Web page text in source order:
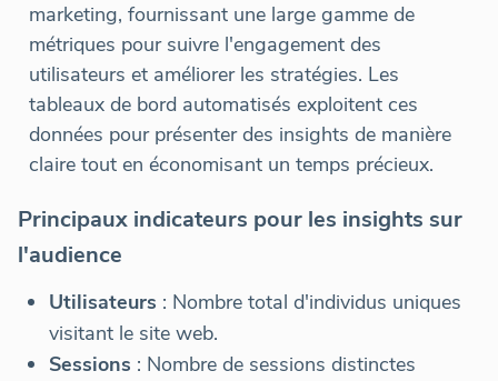
marketing, fournissant une large gamme de
métriques pour suivre l'engagement des
utilisateurs et améliorer les stratégies. Les
tableaux de bord automatisés exploitent ces
données pour présenter des insights de manière
claire tout en économisant un temps précieux.
Principaux indicateurs pour les insights sur
l'audience
Utilisateurs : Nombre total d'individus uniques
visitant le site web.
Sessions : Nombre de sessions distinctes